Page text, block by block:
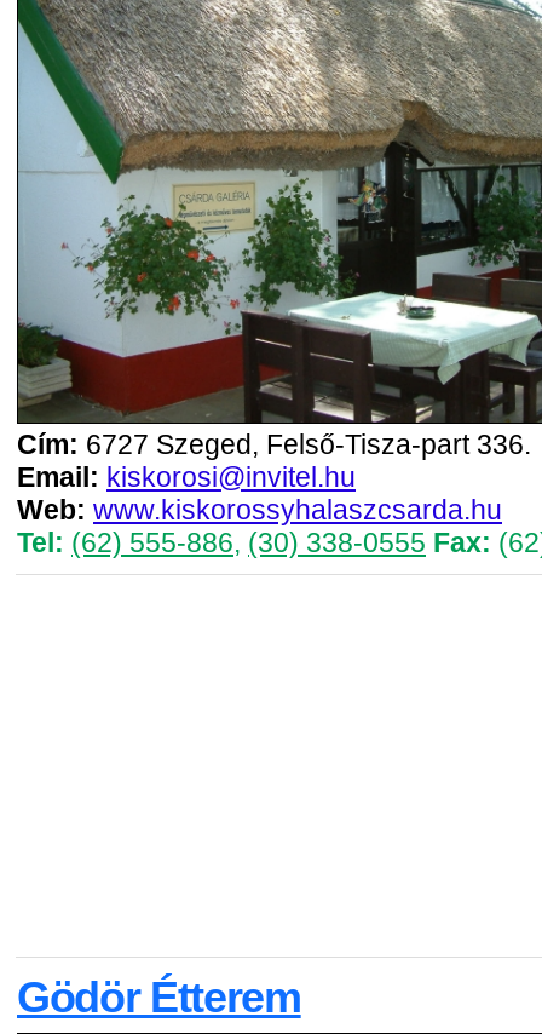
Cím: 6727 Szeged, Felső-Tisza-part 336.
Email: kiskorosi@invitel.hu
Web: www.kiskorossyhalaszcsarda.hu
Tel: (62) 555-886, (30) 338-0555 Fax:
Gödör Étterem